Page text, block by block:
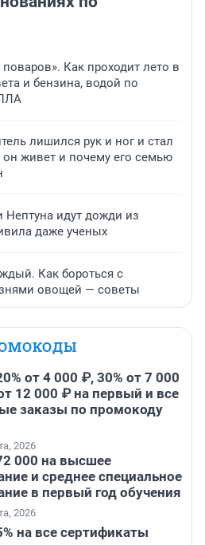
Как проходит лето в
и бензина, водой по
лишился рук и ног и стал
он живет и почему его семью
Нептуна идут дожди из
даже ученых
Как бороться с
овощей — советы
от 4 000 ₽, 30% от 7 000
12 000 ₽ на первый и все
заказы по промокоду
2026
000 на высшее
и среднее специальное
в первый год обучения
2026
на все сертификаты